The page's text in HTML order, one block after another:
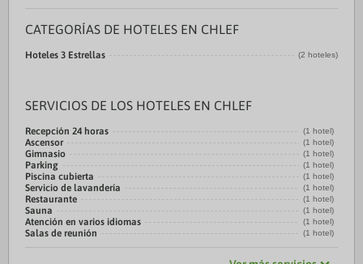
CATEGORÍAS DE HOTELES EN CHLEF
Hoteles 3 Estrellas (2 hoteles)
SERVICIOS DE LOS HOTELES EN CHLEF
Recepción 24 horas (1 hotel)
Ascensor (1 hotel)
Gimnasio (1 hotel)
Parking (1 hotel)
Piscina cubierta (1 hotel)
Servicio de lavandería (1 hotel)
Restaurante (1 hotel)
Sauna (1 hotel)
Atención en varios idiomas (1 hotel)
Salas de reunión (1 hotel)